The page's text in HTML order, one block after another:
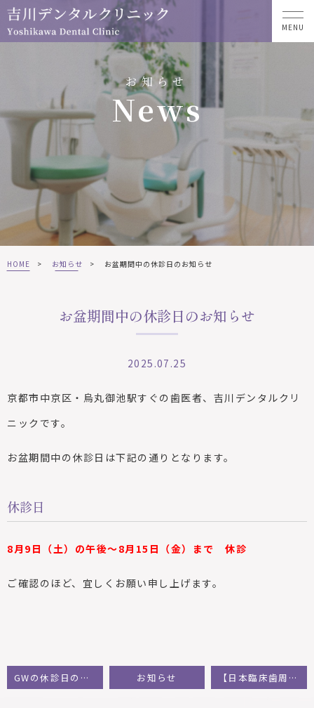
MENU
お知らせ
News
HOME > お知らせ > お盆期間中の休診日のお知らせ
お盆期間中の休診日のお知らせ
2025.07.25
京都市中京区・烏丸御池駅すぐの歯医者、吉川デンタルクリ
ニックです。
お盆期間中の休診日は下記の通りとなります。
休診日
8月9日（土）の午後〜8月15日（金）まで 休診
ご確認のほど、宜しくお願い申し上げます。
GWの休診日のお知らせ お知らせ 【日本臨床歯周病学会第43回年次大会】に出席いたしました